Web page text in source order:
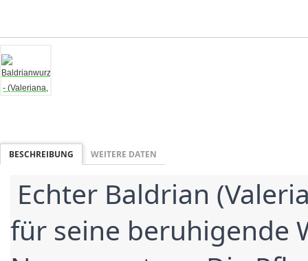
BESCHREIBUNG WEITERE DATEN
für seine beruhigende